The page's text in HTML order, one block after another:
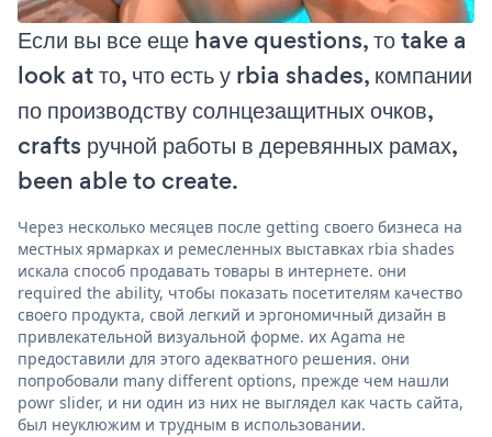
Если вы все еще have questions, то take a
look at то, что есть у rbia shades, компании
по производству солнцезащитных очков,
crafts ручной работы в деревянных рамах,
been able to create.
Через несколько месяцев после getting своего бизнеса на
местных ярмарках и ремесленных выставках rbia shades
искала способ продавать товары в интернете. они
required the ability, чтобы показать посетителям качество
своего продукта, свой легкий и эргономичный дизайн в
привлекательной визуальной форме. их Agama не
предоставили для этого адекватного решения. они
попробовали many different options, прежде чем нашли
powr slider, и ни один из них не выглядел как часть сайта,
был неуклюжим и трудным в использовании.